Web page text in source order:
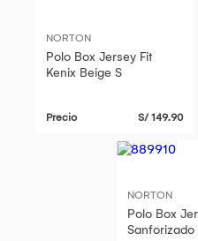
NORTON
Polo Box Jersey Fit
Kenix Beige S
Precio S/ 149.90
NORTON
Polo Box
Sanforizado